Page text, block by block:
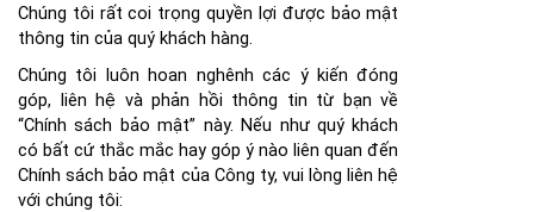
Chúng tôi rất coi trọng quyền lợi được bảo mật
thông tin của quý khách hàng.
Chúng tôi luôn hoan nghênh các ý kiến đóng
góp, liên hệ và phản hồi thông tin từ bạn về
“Chính sách bảo mật” này. Nếu như quý khách
có bất cứ thắc mắc hay góp ý nào liên quan đến
Chính sách bảo mật của Công ty, vui lòng liên hệ
với chúng tôi: